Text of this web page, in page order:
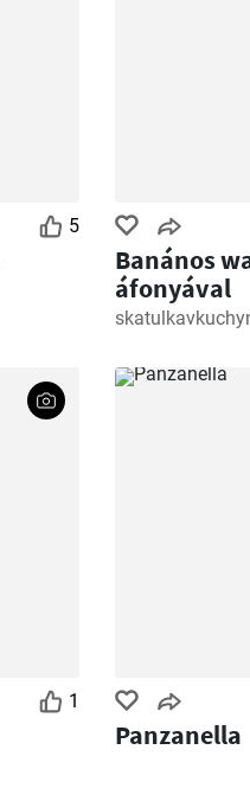
5
Banános
áfonyával
1
Panzanella